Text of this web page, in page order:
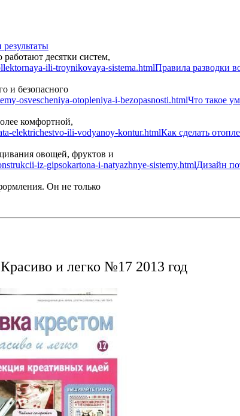
десятки систем,
Правила разводки
и безопасного
Что такое
комфортной,
Как сделать
овощей, фруктов и
Дизайн
Он не только
и легко №17 2013 год